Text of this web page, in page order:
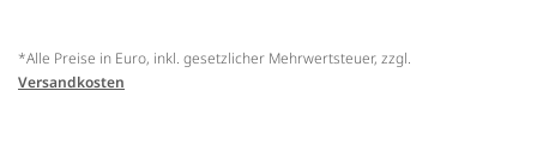
*Alle Preise in Euro, inkl. gesetzlicher Mehrwertsteuer, zzgl.
Versandkosten